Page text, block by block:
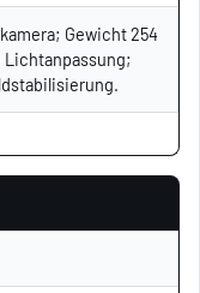
Gewicht 254